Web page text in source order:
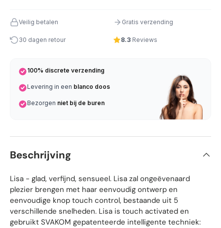
Veilig betalen Gratis verzending
30 dagen retour 8.3 Reviews
100% discrete verzending
Levering in een blanco doos
Bezorgen niet bij de buren
Beschrijving
Lisa - glad, verfijnd, sensueel. Lisa zal ongeëvenaard
plezier brengen met haar eenvoudig ontwerp en
eenvoudige knop touch control, bestaande uit 5
verschillende snelheden. Lisa is touch activated en
gebruikt SVAKOM gepatenteerde intelligente techniek: